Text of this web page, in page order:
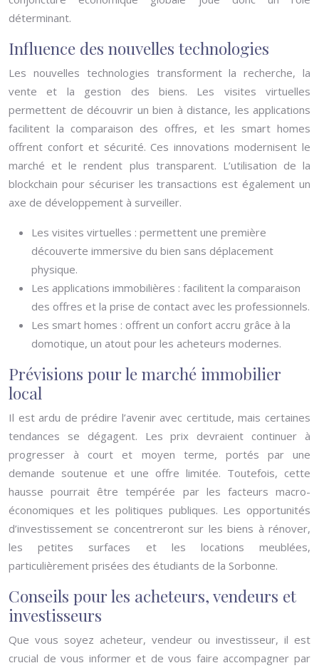
déterminant.
Influence des nouvelles technologies
Les nouvelles technologies transforment la recherche, la
vente et la gestion des biens. Les visites virtuelles
permettent de découvrir un bien à distance, les applications
facilitent la comparaison des offres, et les smart homes
offrent confort et sécurité. Ces innovations modernisent le
marché et le rendent plus transparent. L’utilisation de la
blockchain pour sécuriser les transactions est également un
axe de développement à surveiller.
Les visites virtuelles : permettent une première
découverte immersive du bien sans déplacement
physique.
Les applications immobilières : facilitent la comparaison
des offres et la prise de contact avec les professionnels.
Les smart homes : offrent un confort accru grâce à la
domotique, un atout pour les acheteurs modernes.
Prévisions pour le marché immobilier
local
Il est ardu de prédire l’avenir avec certitude, mais certaines
tendances se dégagent. Les prix devraient continuer à
progresser à court et moyen terme, portés par une
demande soutenue et une offre limitée. Toutefois, cette
hausse pourrait être tempérée par les facteurs macro-
économiques et les politiques publiques. Les opportunités
d’investissement se concentreront sur les biens à rénover,
les petites surfaces et les locations meublées,
particulièrement prisées des étudiants de la Sorbonne.
Conseils pour les acheteurs, vendeurs et
investisseurs
Que vous soyez acheteur, vendeur ou investisseur, il est
crucial de vous informer et de vous faire accompagner par